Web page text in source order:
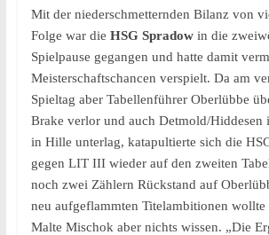
Mit der niederschmetternden Bilanz von
Folge war die HSG Spradowin die
Spielpause gegangen und hatte damit
Meisterschaftschancen verspielt. Da am
Spieltag aber Tabellenführer Oberlübbe
Brake verlor und auch Detmold/Hiddesen
in Hille unterlag, katapultierte sich die
gegen LIT III wieder auf den zweiten
noch zwei Zählern Rückstand auf
neu aufgeflammten Titelambitionen wollte
Malte Mischok aber nichts wissen. „Die